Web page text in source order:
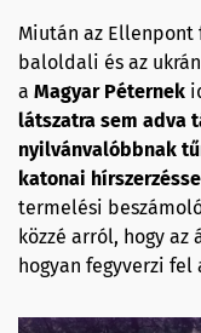
Miután az
baloldali és az
a Magyar Péternek
látszatra sem adva
nyilvánvalóbbnak
katonai
termelési
közzé arról, hogy
hogyan fegyverzi fel